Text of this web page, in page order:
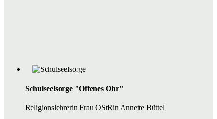
Schulseelsorge "Offenes Ohr"
Religionslehrerin Frau OStRin Annette Büttel